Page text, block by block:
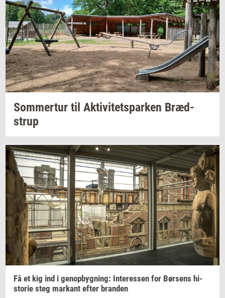
Som­mer­tur til Ak­ti­vi­tetspar­ken Bræd­
strup
Få et kig ind i genop­byg­ning: In­ter­es­sen for Bør­sens hi­
sto­rie steg mar­kant efter bran­den